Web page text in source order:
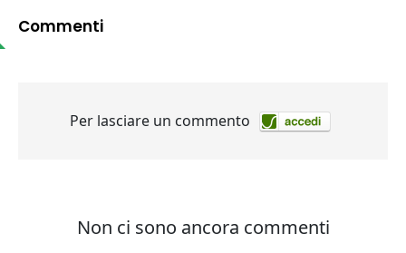
Commenti